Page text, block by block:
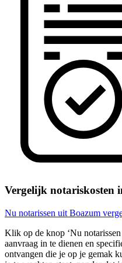
Vergelijk notariskosten
Nu notarissen uit Boazum
Klik op de knop ‘Nu
aanvraag in te dienen en
ontvangen die je op je gemak